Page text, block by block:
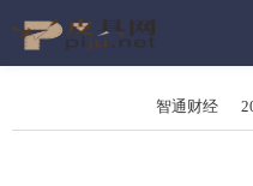
智通财经